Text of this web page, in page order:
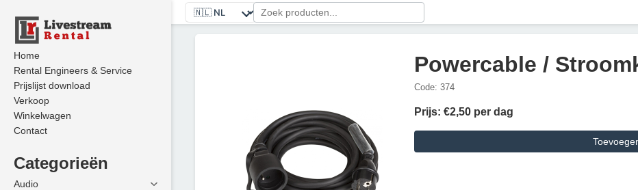
Home
Rental Engineers & Service
Prijslijst download
Verkoop
Winkelwagen
Contact
Categorieën
Audio
Powercable /
Code: 374
Prijs: €2,50 per dag